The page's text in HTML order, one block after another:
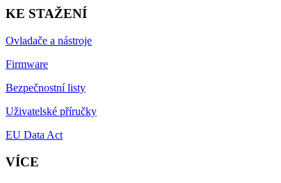
KE STAŽENÍ
Ovladače a nástroje
Firmware
Bezpečnostní listy
Uživatelské příručky
EU Data Act
VÍCE